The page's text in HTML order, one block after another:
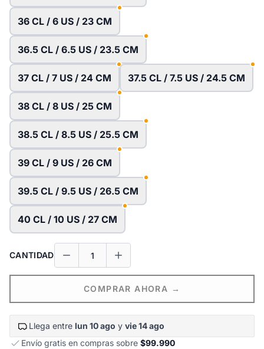
36 CL / 6 US / 23 CM
36.5 CL / 6.5 US / 23.5 CM
37 CL / 7 US / 24 CM 37.5 CL / 7.5 US / 24.5 CM
38 CL / 8 US / 25 CM
38.5 CL / 8.5 US / 25.5 CM
39 CL / 9 US / 26 CM
39.5 CL / 9.5 US / 26.5 CM
40 CL / 10 US / 27 CM
CANTIDAD
COMPRAR AHORA →
Llega entre lun 10 ago y vie 14 ago
Envío gratis en compras sobre $99.990